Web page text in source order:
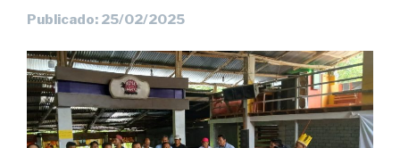
Publicado: 25/02/2025